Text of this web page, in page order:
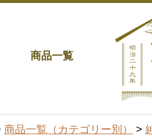
商品一覧
商品一覧（カテゴリー別） >